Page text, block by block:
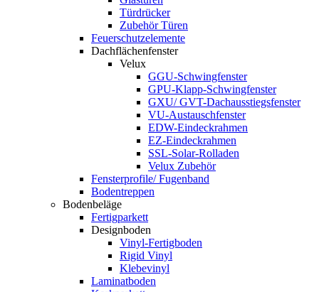
Türdrücker
Zubehör Türen
Feuerschutzelemente
Dachflächenfenster
Velux
GGU-Schwingfenster
GPU-Klapp-Schwingfenster
GXU/ GVT-Dachausstiegsfenster
VU-Austauschfenster
EDW-Eindeckrahmen
EZ-Eindeckrahmen
SSL-Solar-Rolladen
Velux Zubehör
Fensterprofile/ Fugenband
Bodentreppen
Bodenbeläge
Fertigparkett
Designboden
Vinyl-Fertigboden
Rigid Vinyl
Klebevinyl
Laminatboden